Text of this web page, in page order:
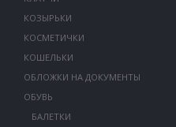
КОЗЫРЬКИ
КОСМЕТИЧКИ
КОШЕЛЬКИ
ОБЛОЖКИ НА ДОКУМЕНТЫ
ОБУВЬ
БАЛЕТКИ